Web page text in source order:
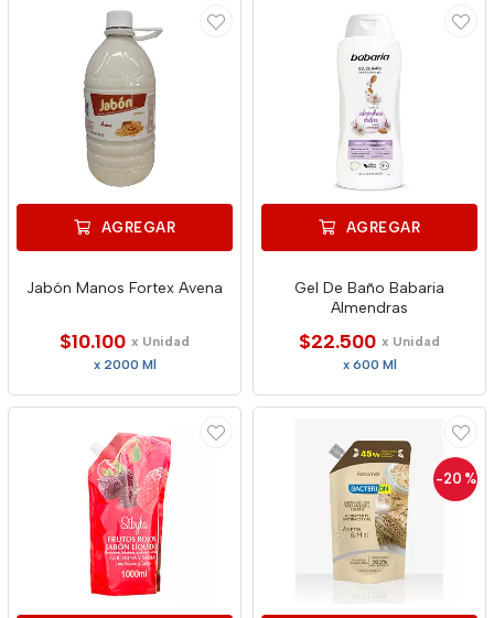
AGREGAR
Jabón Manos Fortex Avena
$10.100 x Unidad
x 2000 Ml
AGREGAR
Gel De Baño Babaria
Almendras
$22.500 x Unidad
x 600 Ml
-20 %